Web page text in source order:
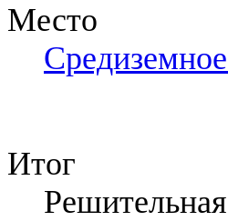
Место
Итог